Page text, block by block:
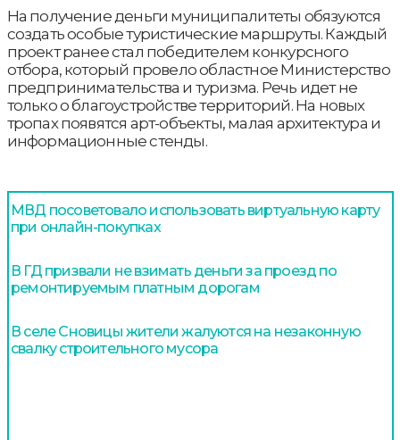
На получение деньги муниципалитеты обязуются
создать особые туристические маршруты. Каждый
проект ранее стал победителем конкурсного
отбора, который провело областное Министерство
предпринимательства и туризма. Речь идет не
только о благоустройстве территорий. На новых
тропах появятся арт-объекты, малая архитектура и
информационные стенды.
МВД посоветовало использовать виртуальную карту
при онлайн-покупках
В ГД призвали не взимать деньги за проезд по
ремонтируемым платным дорогам
В селе Сновицы жители жалуются на незаконную
свалку строительного мусора